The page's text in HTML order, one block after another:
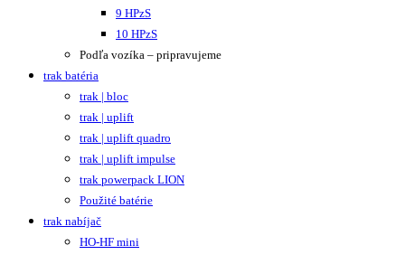
9 HPzS
10 HPzS
Podľa vozíka – pripravujeme
trak batéria
trak | bloc
trak | uplift
trak | uplift quadro
trak | uplift impulse
trak powerpack LION
Použité batérie
trak nabíjač
HO-HF mini